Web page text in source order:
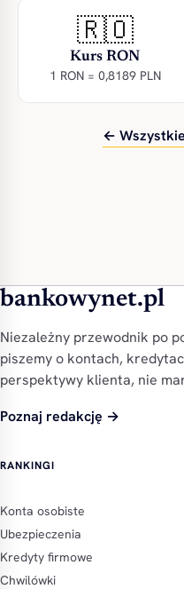
🇷🇴
Kurs RON
1 RON = 0,8189 PLN
←
bankowynet.pl
Niezależny przewodnik po
piszemy o kontach,
perspektywy klienta, nie
Poznaj redakcję →
RANKINGI
Konta osobiste
Ubezpieczenia
Kredyty firmowe
Chwilówki